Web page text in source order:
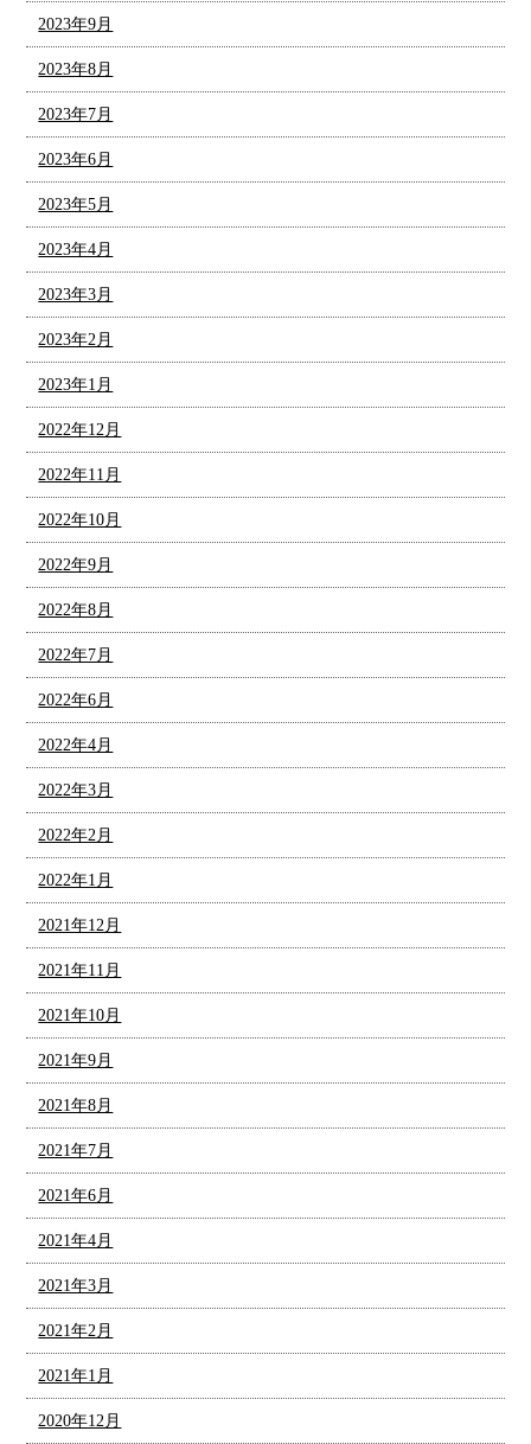
2023年9月
2023年8月
2023年7月
2023年6月
2023年5月
2023年4月
2023年3月
2023年2月
2023年1月
2022年12月
2022年11月
2022年10月
2022年9月
2022年8月
2022年7月
2022年6月
2022年4月
2022年3月
2022年2月
2022年1月
2021年12月
2021年11月
2021年10月
2021年9月
2021年8月
2021年7月
2021年6月
2021年4月
2021年3月
2021年2月
2021年1月
2020年12月